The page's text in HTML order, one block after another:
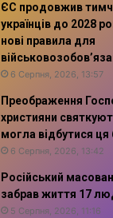
ЄС продовжив
українців до 2028
нові правила для
6 Серпня, 2026, 13:57
Преображення
християни
могла відбутися ця
6 Серпня, 2026, 13:42
Російський
забрав життя 17
5 Серпня, 2026, 11:16